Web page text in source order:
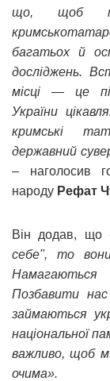
що, щоб
багатьох й
досліджень.
місці — це
України
кримські
державний
– наголосив
народу Рефат
Він додав, що
себе", то
Позбавити
займаються
національної
важливо, щоб
очима».